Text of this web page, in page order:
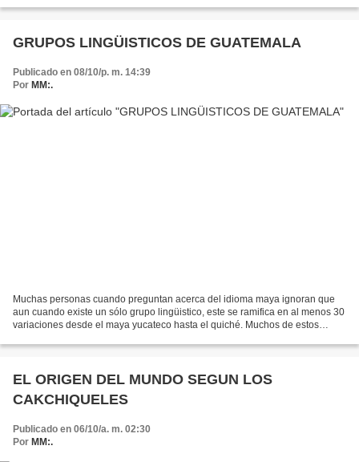
GRUPOS LINGÜISTICOS DE GUATEMALA
Publicado en 08/10/p. m. 14:39
Por MM:.
Muchas personas cuando preguntan acerca del idioma maya ignoran que
aun cuando existe un sólo grupo lingüistico, este se ramifica en al menos 30
variaciones desde el maya yucateco hasta el quiché. Muchos de estos
EL ORIGEN DEL MUNDO SEGUN LOS
CAKCHIQUELES
Publicado en 06/10/a. m. 02:30
Por MM:.